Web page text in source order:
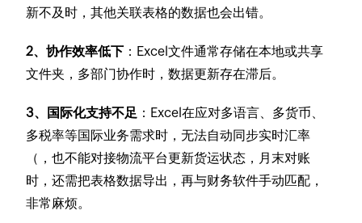
新不及时，其他关联表格的数据也会出错。
2、协作效率低下 ：Excel文件通常存储在本地或共享
文件夹，多部门协作时，数据更新存在滞后。
3、国际化支持不足 ：Excel在应对多语言、多货币、
多税率等国际业务需求时，无法自动同步实时汇率
（，也不能对接物流平台更新货运状态，月末对账
时，还需把表格数据导出，再与财务软件手动匹配，
非常麻烦。